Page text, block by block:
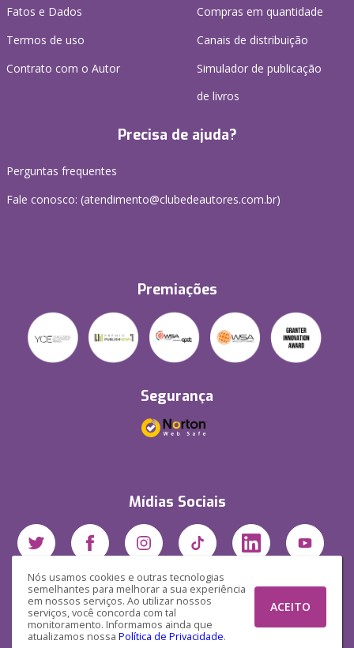
Nós usamos cookies e outras tecnologias
semelhantes para melhorar a sua experiência
em nossos serviços. Ao utilizar nossos
serviços, você concorda com tal
monitoramento. Informamos ainda que
atualizamos nossa Política de Privacidade.
ACEITO
Fatos e Dados
Termos de uso
Contrato com o Autor
Compras em quantidade
Canais de distribuição
Simulador de publicação
de livros
Precisa de ajuda?
Perguntas frequentes
Fale conosco: (atendimento@clubedeautores.com.br)
Premiações
Segurança
Mídias Sociais